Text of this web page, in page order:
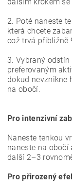
2. Poté naneste
která chcete
což trvá přibližně
3. Vybraný
preferovaným
dokud nevznikne
na obočí.
Pro intenzivní
Naneste tenkou
naneste na obočí
další 2–3
Pro přirozený